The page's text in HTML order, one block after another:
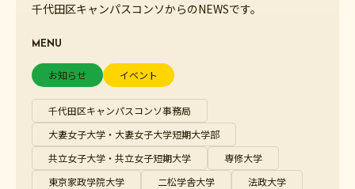
千代田区キャンパスコンソからのNEWSです。
MENU
お知らせ イベント
千代田区キャンパスコンソ事務局
大妻女子大学・大妻女子大学短期大学部
共立女子大学・共立女子短期大学
専修大学
東京家政学院大学
二松学舎大学 法政大学